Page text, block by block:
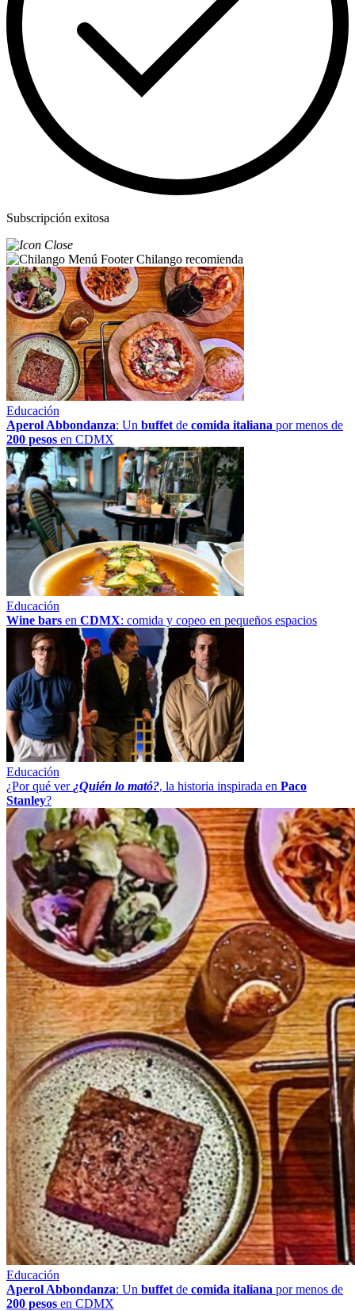
Subscripción exitosa
Chilango recomienda
Educación
Aperol Abbondanza: Un buffet de comida italiana por menos de
200 pesos en CDMX
Educación
Wine bars en CDMX: comida y copeo en pequeños espacios
Educación
¿Por qué ver ¿Quién lo mató?, la historia inspirada en Paco
Stanley?
Educación
Aperol Abbondanza: Un buffet de comida italiana por menos de
200 pesos en CDMX